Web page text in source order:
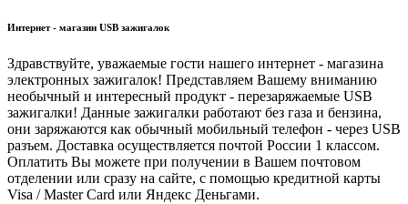
Интернет - магазин USB зажигалок
Здравствуйте, уважаемые гости нашего интернет - магазина
электронных зажигалок! Представляем Вашему вниманию
необычный и интересный продукт - перезаряжаемые USB
зажигалки! Данные зажигалки работают без газа и бензина,
они заряжаются как обычный мобильный телефон - через USB
разъем. Доставка осуществляется почтой России 1 классом.
Оплатить Вы можете при получении в Вашем почтовом
отделении или сразу на сайте, с помощью кредитной карты
Visa / Master Card или Яндекс Деньгами.